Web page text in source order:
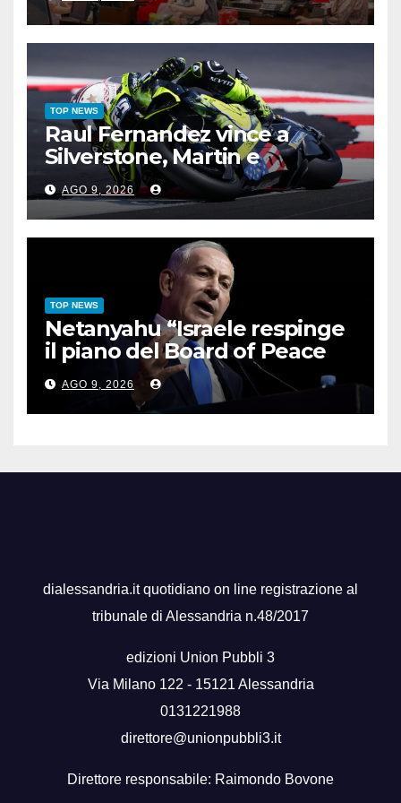
TOP NEWS
Raul Fernandez vince a
Silverstone, Martin e
Bezzecchi sul podio
AGO 9, 2026
TOP NEWS
Netanyahu “Israele respinge
il piano del Board of Peace
per Gaza”
AGO 9, 2026
dialessandria.it quotidiano on line registrazione al
tribunale di Alessandria n.48/2017
edizioni Union Pubbli 3
Via Milano 122 - 15121 Alessandria
0131221988
direttore@unionpubbli3.it
Direttore responsabile: Raimondo Bovone